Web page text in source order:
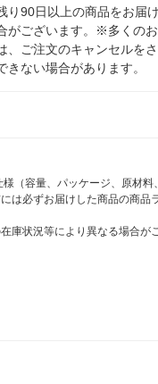
り90日以上の商品をお届
がございます。※多くの
ご注文のキャンセルをさ
ない場合があります。
（容量、パッケージ、原材料
は必ずお届けした商品の商品
庫状況等により異なる場合が